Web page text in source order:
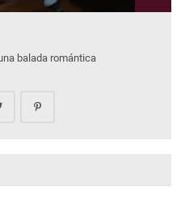
balada romántica